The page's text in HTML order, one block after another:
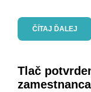
ČÍTAJ ĎALEJ
Tlač
zamestnanca